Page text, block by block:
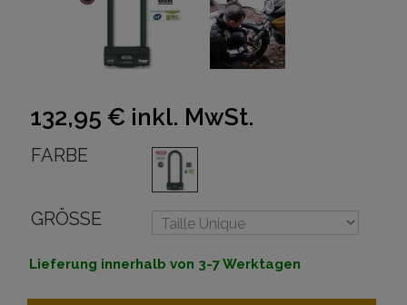
132,95 € inkl. MwSt.
FARBE
GRÖSSE
Lieferung innerhalb von 3-7 Werktagen